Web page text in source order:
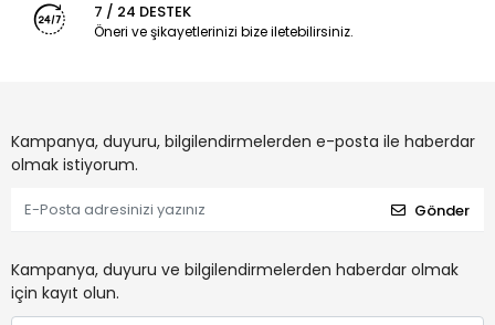
7 / 24 DESTEK
Öneri ve şikayetlerinizi bize iletebilirsiniz.
Kampanya, duyuru, bilgilendirmelerden e-posta ile haberdar
olmak istiyorum.
Gönder
Kampanya, duyuru ve bilgilendirmelerden haberdar olmak
için kayıt olun.